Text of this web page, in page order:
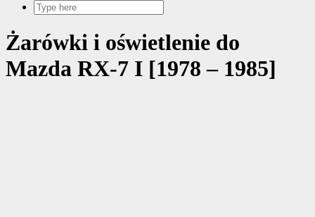
Żarówki i oświetlenie do
Mazda RX-7 I [1978 – 1985]